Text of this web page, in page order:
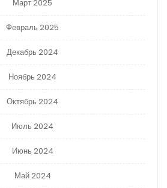
Март 2025
Февраль 2025
Декабрь 2024
Ноябрь 2024
Октябрь 2024
Июль 2024
Июнь 2024
Май 2024